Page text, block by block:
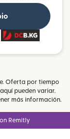
Oferta por tiempo
pueden variar.
una ventana nueva)
más información.
Remitly